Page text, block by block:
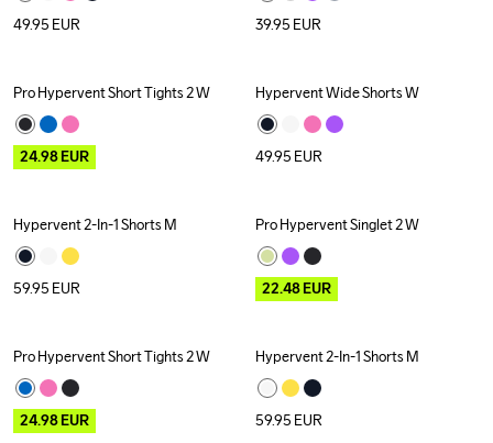
49.95 EUR
39.95 EUR
Outlet
Pro Hypervent Short Tights 2 W
24.98EUR
Hypervent Wide Shorts W
49.95 EUR
Hypervent 2-In-1 Shorts M
59.95 EUR
Outlet
Pro Hypervent Singlet 2 W
22.48EUR
Outlet
Pro Hypervent Short Tights 2 W
24.98EUR
Hypervent 2-In-1 Shorts M
59.95 EUR